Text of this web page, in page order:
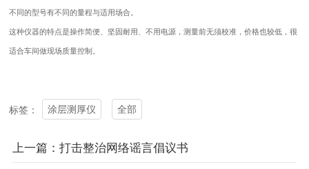
不同的型号有不同的量程与适用场合。
这种仪器的特点是操作简便、坚固耐用、不用电源，测量前无须校准，价格也较低，很
适合车间做现场质量控制。
标签： 涂层测厚仪 全部
上一篇：打击整治网络谣言倡议书